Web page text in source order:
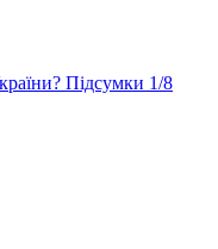
життя після
початком виборів у